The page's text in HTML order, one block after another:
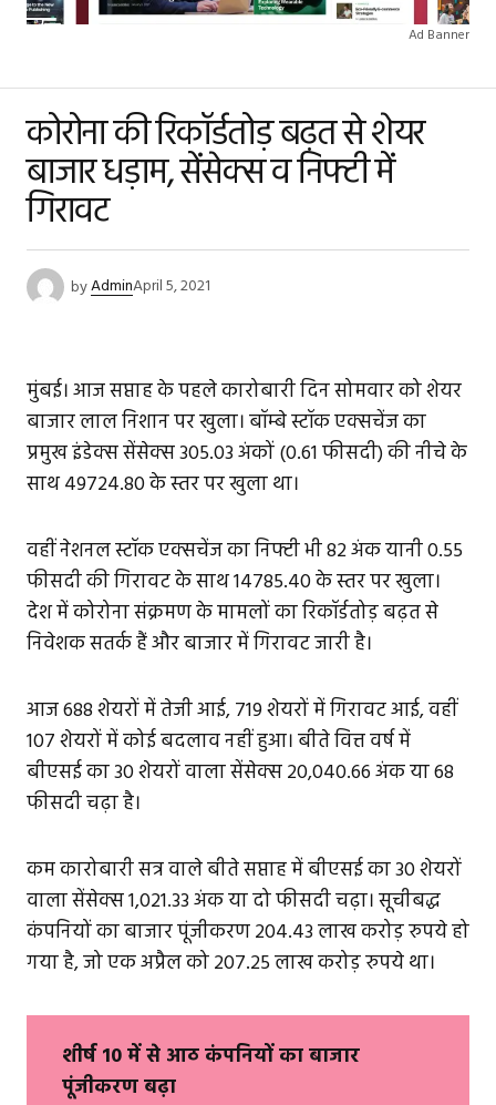
Ad Banner
कोरोना की रिकॉर्डतोड़ बढ़त से शेयर
बाजार धड़ाम, सेंसेक्स व निफ्टी में
गिरावट
byAdminApril 5, 2021
मुंबई। आज सप्ताह के पहले कारोबारी दिन सोमवार को शेयर
बाजार लाल निशान पर खुला। बॉम्बे स्टॉक एक्सचेंज का
प्रमुख इंडेक्स सेंसेक्स 305.03 अंकों (0.61 फीसदी) की नीचे के
साथ 49724.80 के स्तर पर खुला था।
वहीं नेशनल स्टॉक एक्सचेंज का निफ्टी भी 82 अंक यानी 0.55
फीसदी की गिरावट के साथ 14785.40 के स्तर पर खुला।
देश में कोरोना संक्रमण के मामलों का रिकॉर्डतोड़ बढ़त से
निवेशक सतर्क हैं और बाजार में गिरावट जारी है।
आज 688 शेयरों में तेजी आई, 719 शेयरों में गिरावट आई, वहीं
107 शेयरों में कोई बदलाव नहीं हुआ। बीते वित्त वर्ष में
बीएसई का 30 शेयरों वाला सेंसेक्स 20,040.66 अंक या 68
फीसदी चढ़ा है।
कम कारोबारी सत्र वाले बीते सप्ताह में बीएसई का 30 शेयरों
वाला सेंसेक्स 1,021.33 अंक या दो फीसदी चढ़ा। सूचीबद्ध
कंपनियों का बाजार पूंजीकरण 204.43 लाख करोड़ रुपये हो
गया है, जो एक अप्रैल को 207.25 लाख करोड़ रुपये था।
शीर्ष 10 में से आठ कंपनियों का बाजार
पूंजीकरण बढ़ा